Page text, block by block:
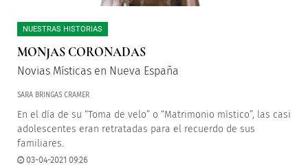
NUESTRAS HISTORIAS
MONJAS CORONADAS
Novias Místicas en Nueva España
SARA BRINGAS CRAMER
En el día de su “Toma de velo” o “Matrimonio místico”, las casi
adolescentes eran retratadas para el recuerdo de sus
familiares.
03-04-2021 09:26